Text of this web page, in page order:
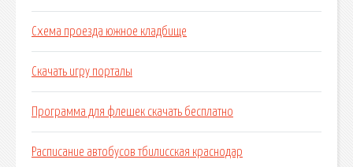
Схема проезда южное кладбище
Скачать игру порталы
Программа для флешек скачать бесплатно
Расписание автобусов тбилисская краснодар